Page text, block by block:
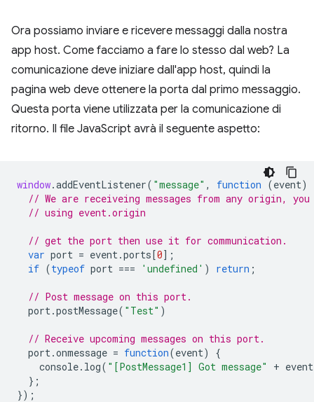
Ora possiamo inviare e ricevere messaggi dalla nostra
app host. Come facciamo a fare lo stesso dal web? La
comunicazione deve iniziare dall'app host, quindi la
pagina web deve ottenere la porta dal primo messaggio.
Questa porta viene utilizzata per la comunicazione di
ritorno. Il file JavaScript avrà il seguente aspetto:
window.addEventListener( "message" , function (event)
// We are receiveing messages from any origin,
// using event.origin
// get the port then use it for communication.
var port = event.ports[0];
if (typeof port === 'undefined' ) return ;
// Post message on this port.
port.postMessage( "Test" )
// Receive upcoming messages on this port.
port.onmessage = function(event)
{
console. log( "[PostMessage1] Got message" + event
};
});